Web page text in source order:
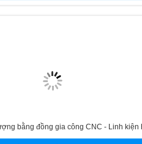
bằng đồng gia công CNC - Linh kiện